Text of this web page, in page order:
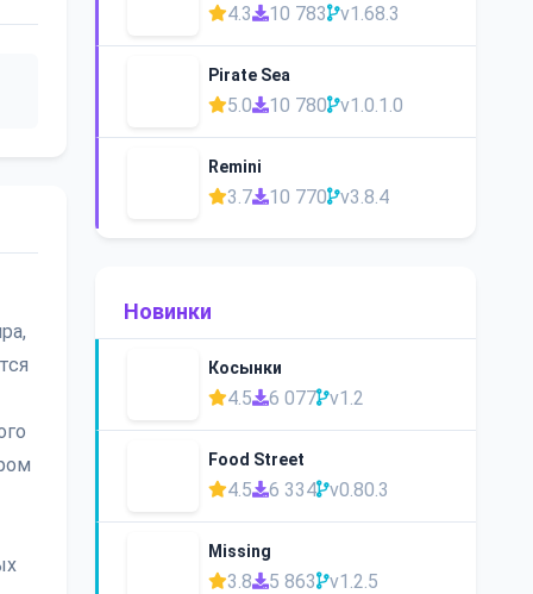
4.3 10 783 v1.68.3
Pirate Sea
5.0 10 780 v1.0.1.0
Remini
3.7 10 770 v3.8.4
Новинки
Косынки
4.5 6 077 v1.2
Food Street
4.5 6 334 v0.80.3
Missing
3.8 5 863 v1.2.5